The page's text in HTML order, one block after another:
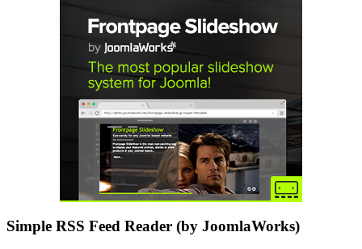
Simple RSS Feed Reader (by JoomlaWorks)